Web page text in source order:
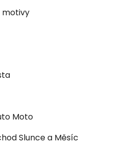
motivy
Moto
Slunce a Měsíc